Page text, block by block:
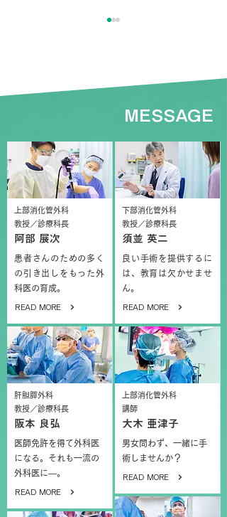
「FUSEから学ぶ ハンズ
オンセミナー」を開催し
ました
MESSAGE
上部消化管外科
教授／診療科長
阿部 展次
患者さんのための多く
の引き出しをもった外
科医の育成。
READ MORE
肝胆膵外科
教授／診療科長
阪本 良弘
医師免許を得て外科医
になる。それも一流の
外科医に―。
READ MORE
下部消化管外科
教授／診療科長
須並 英二
良い手術を提供するに
は、教育は欠かせませ
ん。
READ MORE
上部消化管外科
講師
大木 亜津子
男女問わず、一緒に手
術しませんか？
READ MORE